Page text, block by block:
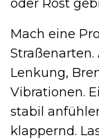
oder Rost
Mach eine
Lenkung,
Vibrationen.
stabil
klappernd.